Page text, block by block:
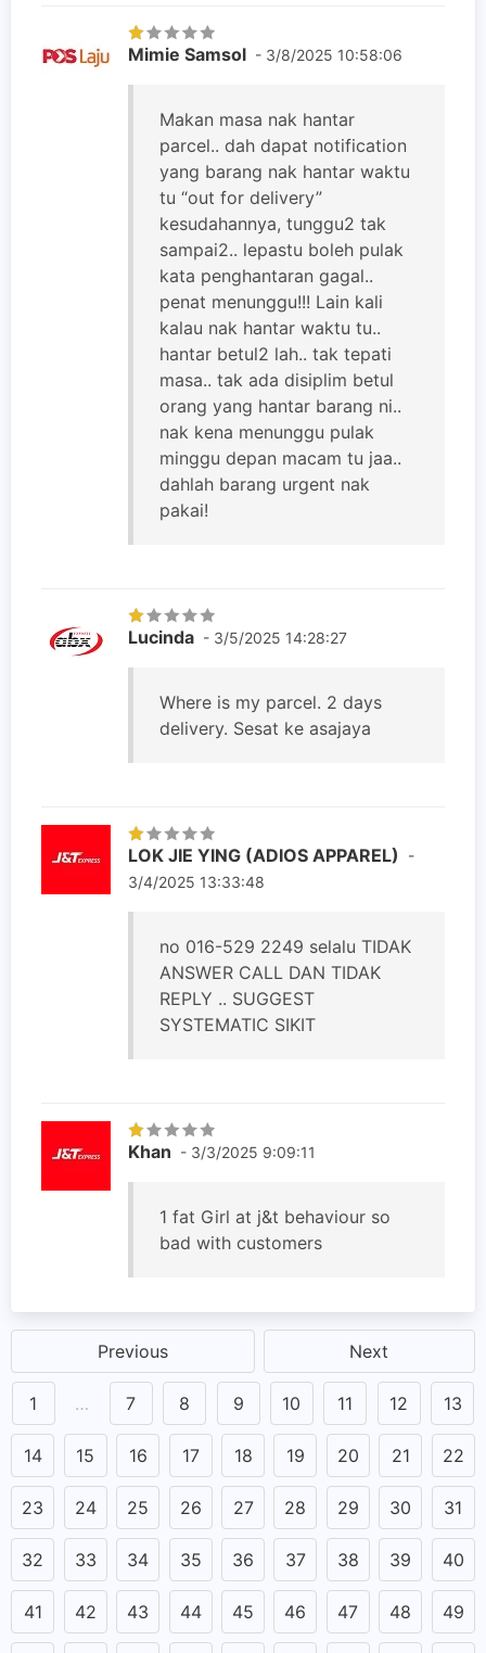
Mimie Samsol - 3/8/2025 10:58:06
Makan masa nak hantar
parcel.. dah dapat notification
yang barang nak hantar waktu
tu “out for delivery”
kesudahannya, tunggu2 tak
sampai2.. lepastu boleh pulak
kata penghantaran gagal..
penat menunggu!!! Lain kali
kalau nak hantar waktu tu..
hantar betul2 lah.. tak tepati
masa.. tak ada disiplim betul
orang yang hantar barang ni..
nak kena menunggu pulak
minggu depan macam tu jaa..
dahlah barang urgent nak
pakai!
Lucinda - 3/5/2025 14:28:27
Where is my parcel. 2 days
delivery. Sesat ke asajaya
LOK JIE YING (ADIOS APPAREL)
-
3/4/2025 13:33:48
no 016-529 2249 selalu TIDAK
ANSWER CALL DAN TIDAK
REPLY .. SUGGEST
SYSTEMATIC SIKIT
Khan - 3/3/2025 9:09:11
1 fat Girl at j&t behaviour so
bad with customers
Previous Next
1 … 7 8 9 10 11 12 13
14 15 16 17 18 19 20 21 22
23 24 25 26 27 28 29 30 31
32 33 34 35 36 37 38 39 40
41 42 43 44 45 46 47 48 49